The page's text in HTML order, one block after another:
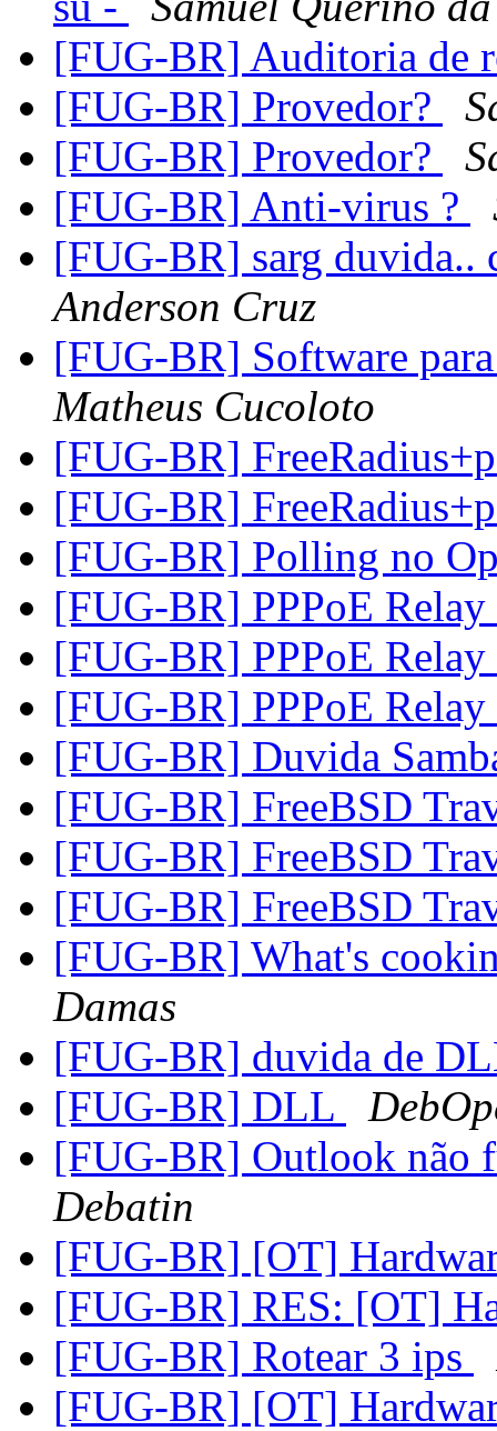
[FUG-BR] Auditoria de
[FUG-BR] Provedor?
[FUG-BR] Provedor?
[FUG-BR] Anti-virus ?
[FUG-BR] sarg duvida..
Anderson Cruz
[FUG-BR] Software
Matheus Cucoloto
[FUG-BR]
[FUG-BR]
[FUG-BR] Polling no
[FUG-BR] PPPoE Relay
[FUG-BR] PPPoE Relay
[FUG-BR] PPPoE Relay
[FUG-BR] Duvida
[FUG-BR] FreeBSD
[FUG-BR] FreeBSD
[FUG-BR] FreeBSD
[FUG-BR] What's
Damas
[FUG-BR] duvida de
[FUG-BR] DLL
[FUG-BR] Outlook não
Debatin
[FUG-BR] [OT]
[FUG-BR] RES: [OT]
[FUG-BR] Rotear 3 ips
[FUG-BR] [OT]